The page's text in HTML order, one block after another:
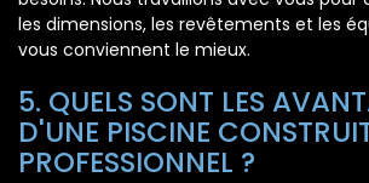
les dimensions, les revêtements et les
vous conviennent le mieux.
5. QUELS SONT LES
D'UNE PISCINE
PROFESSIONNEL ?